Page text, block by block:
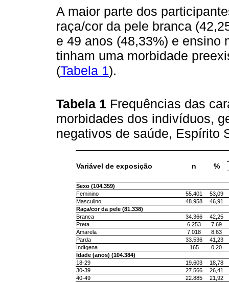
A maior parte dos
raça/cor da pele branca
e 49 anos (48,33%) e ensino
tinham uma morbidade
(Tabela 1).
Tabela 1 Frequências das
morbidades dos indivíduos,
negativos de saúde, Espírito
Variável de exposição n %
Sexo (104.359)
Feminino
55.401
53,09
Masculino
48.958
46,91
Raça/cor da pele (81.338)
Branca
34.366
42,25
Preta
6.253
7,69
Amarela
7.018
8,63
Parda
33.536
41,23
Indígena
165
0,20
Idade (anos) (104.384)
18-29
19.603
18,78
30-39
27.566
26,41
40-49
22.885
21,92